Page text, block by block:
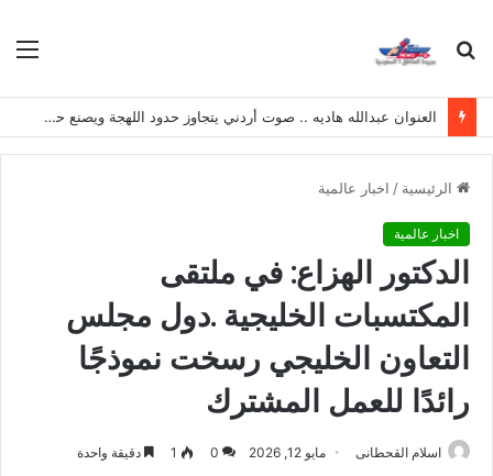
بحث
العنوان عبدالله هاديه .. صوت أردني يتجاوز حدود اللهجة ويصنع حضوره الخاص
الرئيسية / اخبار عالمية
اخبار عالمية
الدكتور الهزاع: في ملتقى
المكتسبات الخليجية .دول مجلس
التعاون الخليجي رسخت نموذجًا
رائدًا للعمل المشترك
اسلام القحطانى مايو 12, 2026 0
1 دقيقة واحدة